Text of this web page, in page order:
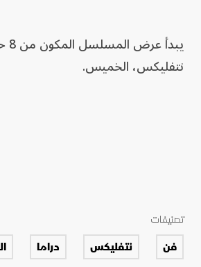
نتفليكس، الخميس.
تصنيفات
فن نتفليكس دراما